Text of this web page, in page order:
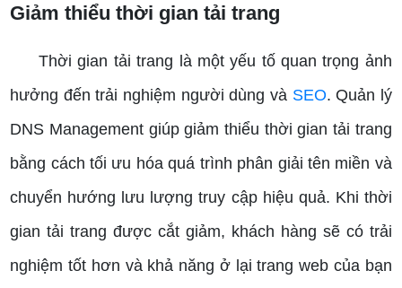
Giảm thiểu thời gian tải trang
Thời gian tải trang là một yếu tố quan trọng ảnh
hưởng đến trải nghiệm người dùng và SEO. Quản lý
DNS Management giúp giảm thiểu thời gian tải trang
bằng cách tối ưu hóa quá trình phân giải tên miền và
chuyển hướng lưu lượng truy cập hiệu quả. Khi thời
gian tải trang được cắt giảm, khách hàng sẽ có trải
nghiệm tốt hơn và khả năng ở lại trang web của bạn